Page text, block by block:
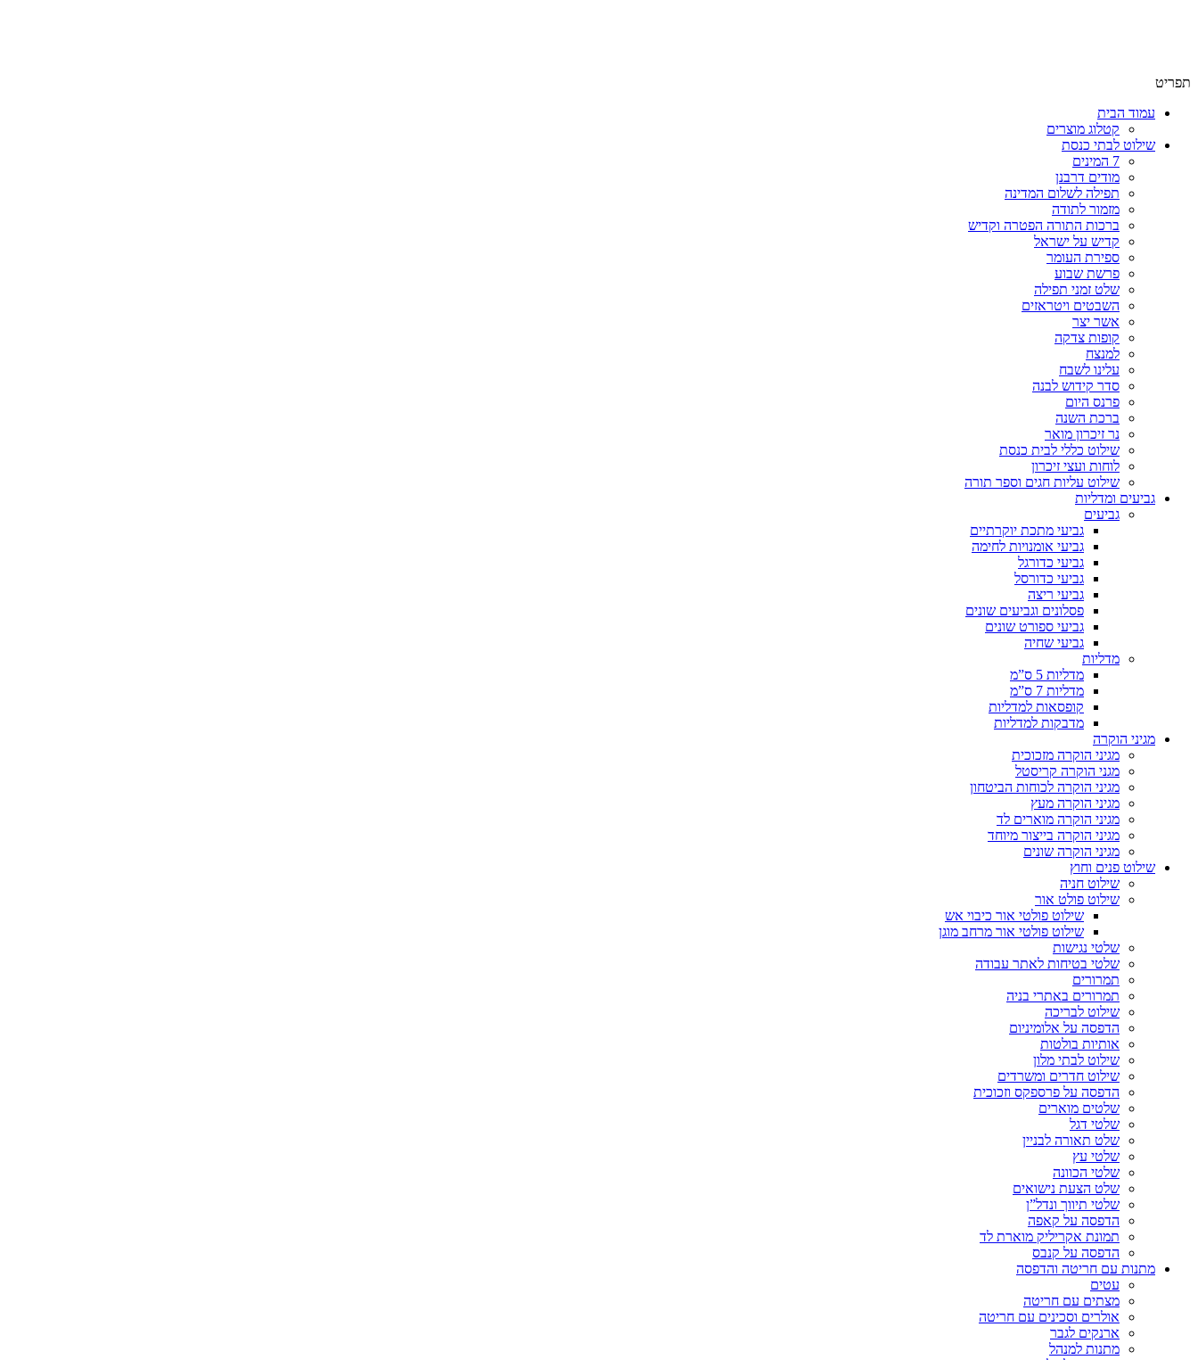
תפריט
עמוד הבית
קטלוג מוצרים
שילוט לבתי כנסת
7 המינים
מודים דרבנן
תפילה לשלום המדינה
מזמור לתודה
ברכות התורה הפטרה וקדיש
קדיש על ישראל
ספירת העומר
פרשת שבוע
שלט זמני תפילה
השבטים ויטראזים
אשר יצר
קופות צדקה
למנצח
עלינו לשבח
סדר קידוש לבנה
פרנס היום
ברכת השנה
נר זיכרון מואר
שילוט כללי לבית כנסת
לוחות ועצי זיכרון
שילוט עליות חגים וספר תורה
גביעים ומדליות
גביעים
גביעי מתכת יוקרתיים
גביעי אומנויות לחימה
גביעי כדורגל
גביעי כדורסל
גביעי ריצה
פסלונים וגביעים שונים
גביעי ספורט שונים
גביעי שחיה
מדליות
מדליות 5 ס”מ
מדליות 7 ס”מ
קופסאות למדליות
מדבקות למדליות
מגיני הוקרה
מגיני הוקרה מזכוכית
מגני הוקרה קריסטל
מגיני הוקרה לכוחות הביטחון
מגיני הוקרה מעץ
מגיני הוקרה מוארים לד
מגיני הוקרה בייצור מיוחד
מגיני הוקרה שונים
שילוט פנים וחוץ
שילוט חניה
שילוט פולט אור
שילוט פולטי אור כיבוי אש
שילוט פולטי אור מרחב מוגן
שלטי נגישות
שלטי בטיחות לאתר עבודה
תמרורים
תמרורים באתרי בניה
שילוט לבריכה
הדפסה על אלומיניום
אותיות בולטות
שילוט לבתי מלון
שילוט חדרים ומשרדים
הדפסה על פרספקס וזכוכית
שלטים מוארים
שלטי דגל
שלט תאורה לבניין
שלטי עץ
שלטי הכוונה
שלט הצעת נישואים
שלטי תיווך ונדל”ן
הדפסה על קאפה
תמונת אקריליק מוארת לד
הדפסה על קנבס
מתנות עם חריטה והדפסה
עטים
מצתים עם חריטה
אולרים וסכינים עם חריטה
ארנקים לגבר
מתנות למנהל